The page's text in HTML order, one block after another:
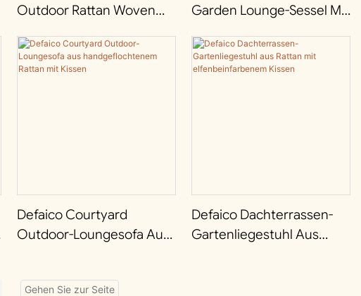
Outdoor Rattan Woven
Garden Lounge-Sessel Mit
Rattan-Geflecht
Defaico Courtyard
Outdoor-Loungesofa Aus
Defaico Dachterrassen-
Gartenliegestuhl Aus